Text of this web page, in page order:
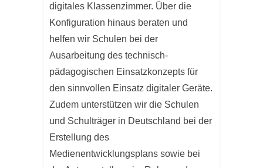
digitales Klassenzimmer. Über die
Konfiguration hinaus beraten und
helfen wir Schulen bei der
Ausarbeitung des technisch-
pädagogischen Einsatzkonzepts für
den sinnvollen Einsatz digitaler Geräte.
Zudem unterstützen wir die Schulen
und Schulträger in Deutschland bei der
Erstellung des
Medienentwicklungsplans sowie bei